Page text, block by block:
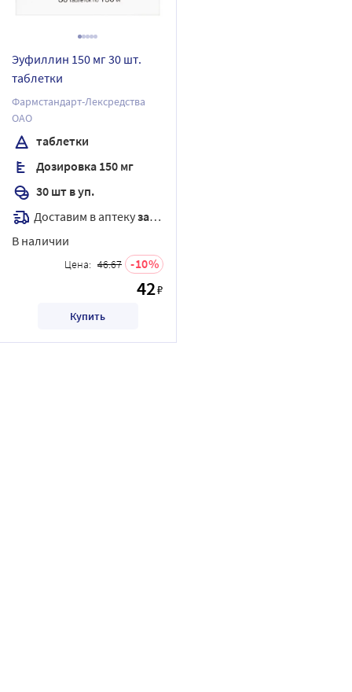
Эуфиллин 150 мг 30 шт.
таблетки
Фармстандарт-Лексредства
ОАО
таблетки
Дозировка 150 мг
30 шт в уп.
Доставим в аптекузавтра
В наличии
Цена: 46.67 10
42₽
Купить